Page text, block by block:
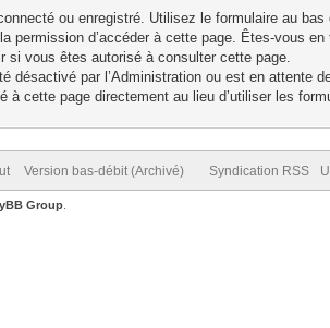
ou enregistré. Utilisez le formulaire au
permission d’accéder à cette page. Êtes-vous
si vous êtes autorisé à consulter cette page.
désactivé par l’Administration ou est en attente
à cette page directement au lieu d’utiliser les
Version bas-débit (Archivé) Syndication RSS
Group.